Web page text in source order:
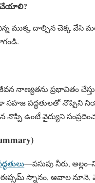
ముక్క దాల్చిన చెక్క వేసి
నాణ్యతను ప్రభావితం
సహజ పద్ధతులతో నొప్పిని
ఉంటే వైద్యుని
—పసుపు నీరు,
స్నానం, ఆవాల నూనె,